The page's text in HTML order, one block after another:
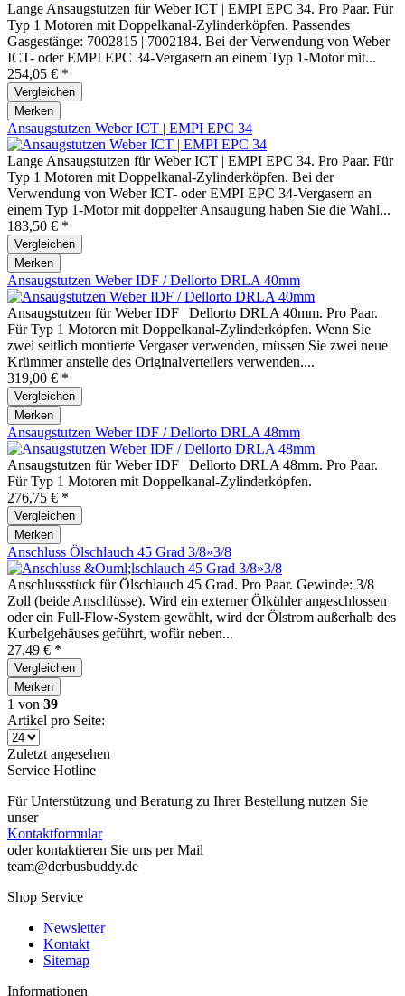
Lange Ansaugstutzen für Weber ICT | EMPI EPC 34. Pro Paar. Für
Typ 1 Motoren mit Doppelkanal-Zylinderköpfen. Passendes
Gasgestänge: 7002815 | 7002184. Bei der Verwendung von Weber
ICT- oder EMPI EPC 34-Vergasern an einem Typ 1-Motor mit...
254,05 € *
Vergleichen
Merken
Ansaugstutzen Weber ICT | EMPI EPC 34
Lange Ansaugstutzen für Weber ICT | EMPI EPC 34. Pro Paar. Für
Typ 1 Motoren mit Doppelkanal-Zylinderköpfen. Bei der
Verwendung von Weber ICT- oder EMPI EPC 34-Vergasern an
einem Typ 1-Motor mit doppelter Ansaugung haben Sie die Wahl...
183,50 € *
Vergleichen
Merken
Ansaugstutzen Weber IDF / Dellorto DRLA 40mm
Ansaugstutzen für Weber IDF | Dellorto DRLA 40mm. Pro Paar.
Für Typ 1 Motoren mit Doppelkanal-Zylinderköpfen. Wenn Sie
zwei seitlich montierte Vergaser verwenden, müssen Sie zwei neue
Krümmer anstelle des Originalverteilers verwenden....
319,00 € *
Vergleichen
Merken
Ansaugstutzen Weber IDF / Dellorto DRLA 48mm
Ansaugstutzen für Weber IDF | Dellorto DRLA 48mm. Pro Paar.
Für Typ 1 Motoren mit Doppelkanal-Zylinderköpfen.
276,75 € *
Vergleichen
Merken
Anschluss Ölschlauch 45 Grad 3/8»3/8
Anschlussstück für Ölschlauch 45 Grad. Pro Paar. Gewinde: 3/8
Zoll (beide Anschlüsse). Wird ein externer Ölkühler angeschlossen
oder ein Full-Flow-System gewählt, wird der Ölstrom außerhalb des
Kurbelgehäuses geführt, wofür neben...
27,49 € *
Vergleichen
Merken
1 von 39
Artikel pro Seite:
Zuletzt angesehen
Service Hotline
Für Unterstützung und Beratung zu Ihrer Bestellung nutzen Sie
unser
Kontaktformular
oder kontaktieren Sie uns per Mail
team@derbusbuddy.de
Shop Service
Newsletter
Kontakt
Sitemap
Informationen